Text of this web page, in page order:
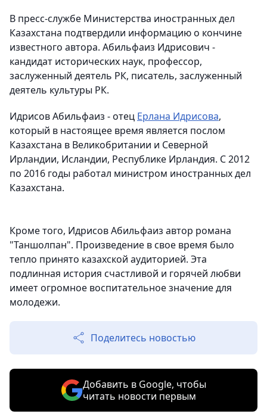
В пресс-службе Министерства иностранных дел
Казахстана подтвердили информацию о кончине
известного автора. Абильфаиз Идрисович -
кандидат исторических наук, профессор,
заслуженный деятель РК, писатель, заслуженный
деятель культуры РК.
Идрисов Абильфаиз - отец Ерлана Идрисова,
который в настоящее время является послом
Казахстана в Великобритании и Северной
Ирландии, Исландии, Республике Ирландия. С 2012
по 2016 годы работал министром иностранных дел
Казахстана.
Кроме того, Идрисов Абильфаиз автор романа
"Таншолпан". Произведение в свое время было
тепло принято казахской аудиторией. Эта
подлинная история счастливой и горячей любви
имеет огромное воспитательное значение для
молодежи.
Поделитесь новостью
Добавить в Google, чтобы
читать новости первым